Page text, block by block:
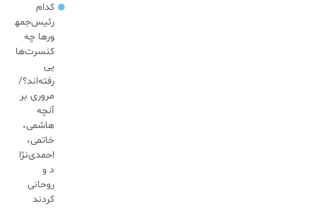
کدام
رئیس‌جمه
ورها چه
کنسرت‌ها
یی
رفته‌اند؟/
مروری بر
آنچه
هاشمی،
خاتمی،
احمدی‌نژا
د و
روحانی
کردند